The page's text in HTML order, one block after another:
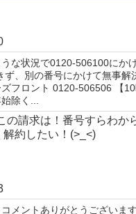
な状況で0120-506100にか
ず、別の番号にかけて無事解
フロント 0120-506506 【
除く...
の請求は！番号すらわか
解約したい！(>_<)
メントありがとうございま